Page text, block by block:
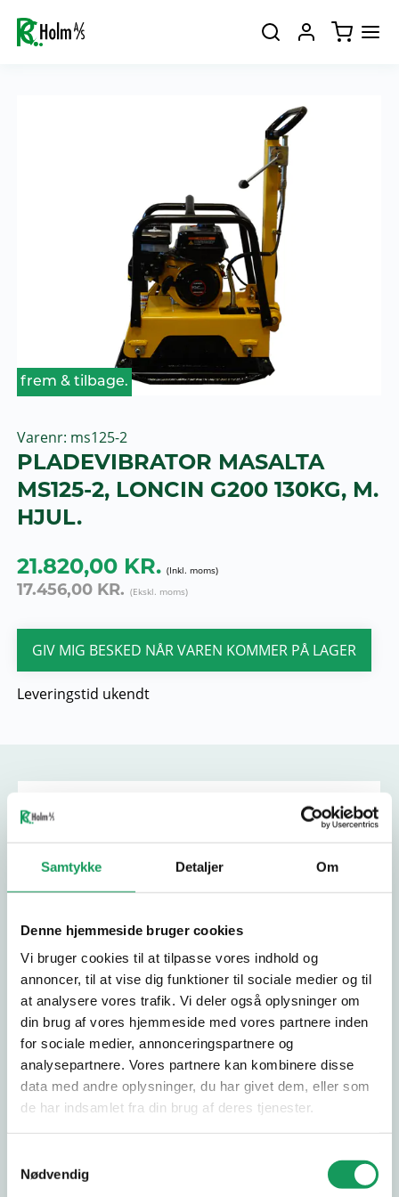
Samtykke Detaljer Om
Denne hjemmeside bruger cookies
Vi bruger cookies til at tilpasse vores indhold og
annoncer, til at vise dig funktioner til sociale medier og til
at analysere vores trafik. Vi deler også oplysninger om
din brug af vores hjemmeside med vores partnere inden
for sociale medier, annonceringspartnere og
analysepartnere. Vores partnere kan kombinere disse
data med andre oplysninger, du har givet dem, eller som
de har indsamlet fra din brug af deres tjenester.
Nødvendig
frem & tilbage.
Varenr ms125-2
PLADEVIBRATOR MASALTA
MS125-2, LONCIN G200 130KG, M.
HJUL.
21.820,00 KR.
17.456,00 KR.
GIV MIG BESKED NÅR VAREN KOMMER PÅ LAGER
Leveringstid ukendt
MASALTA PLADEVIBRATOR
130KG MED FREM OG TILBAGE
FUNKTION.
En stærk kompakt pladevibrator produceret af
Masalta, der siden 2005 har været på det danske
marked.
RC Holm A/S er ene distributør og her igennem er
man sikret reservedele ud i fremtiden.
Maskinen er udstyret med helvalset bundplade, anti-
vibrations håndtag, beskyttelsesramme med
løftefæstne samt kørehjul. Endvidere er den forberedt
til montering af en vulkanplade. Den er perfekt til
at håndtere og komme rundt med da den er udstyret
Vis mere
Vægt 130 kg